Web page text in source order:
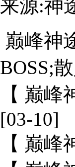
来源:神
巅峰神
BOSS;
【 巅
[03-10]
【 巅